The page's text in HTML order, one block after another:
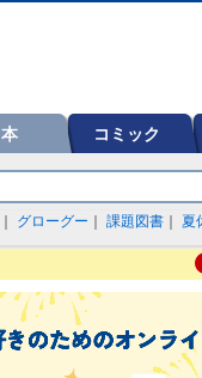
本 コミック
グローグー 課題図書 夏